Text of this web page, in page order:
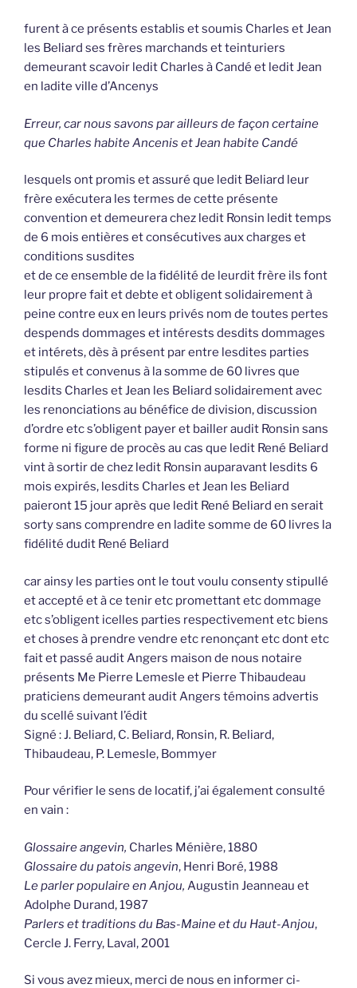
furent à ce présents establis et soumis Charles et Jean
les Beliard ses frères marchands et teinturiers
demeurant scavoir ledit Charles à Candé et ledit Jean
en ladite ville d’Ancenys
Erreur, car nous savons par ailleurs de façon certaine
que Charles habite Ancenis et Jean habite Candé
lesquels ont promis et assuré que ledit Beliard leur
frère exécutera les termes de cette présente
convention et demeurera chez ledit Ronsin ledit temps
de 6 mois entières et consécutives aux charges et
conditions susdites
et de ce ensemble de la fidélité de leurdit frère ils font
leur propre fait et debte et obligent solidairement à
peine contre eux en leurs privés nom de toutes pertes
despends dommages et intérests desdits dommages
et intérets, dès à présent par entre lesdites parties
stipulés et convenus à la somme de 60 livres que
lesdits Charles et Jean les Beliard solidairement avec
les renonciations au bénéfice de division, discussion
d’ordre etc s’obligent payer et bailler audit Ronsin sans
forme ni figure de procès au cas que ledit René Beliard
vint à sortir de chez ledit Ronsin auparavant lesdits 6
mois expirés, lesdits Charles et Jean les Beliard
paieront 15 jour après que ledit René Beliard en serait
sorty sans comprendre en ladite somme de 60 livres la
fidélité dudit René Beliard
car ainsy les parties ont le tout voulu consenty stipullé
et accepté et à ce tenir etc promettant etc dommage
etc s’obligent icelles parties respectivement etc biens
et choses à prendre vendre etc renonçant etc dont etc
fait et passé audit Angers maison de nous notaire
présents Me Pierre Lemesle et Pierre Thibaudeau
praticiens demeurant audit Angers témoins advertis
du scellé suivant l’édit
Signé : J. Beliard, C. Beliard, Ronsin, R. Beliard,
Thibaudeau, P. Lemesle, Bommyer
Pour vérifier le sens de locatif, j’ai également consulté
en vain :
Glossaire angevin, Charles Ménière, 1880
Glossaire du patois angevin, Henri Boré, 1988
Le parler populaire en Anjou, Augustin Jeanneau et
Adolphe Durand, 1987
Parlers et traditions du Bas-Maine et du Haut-Anjou,
Cercle J. Ferry, Laval, 2001
Si vous avez mieux, merci de nous en informer ci-